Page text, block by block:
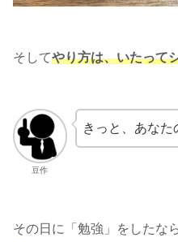
そしてやり方は、いたって
豆作
きっと、あなた
その日に「勉強」をしたなら